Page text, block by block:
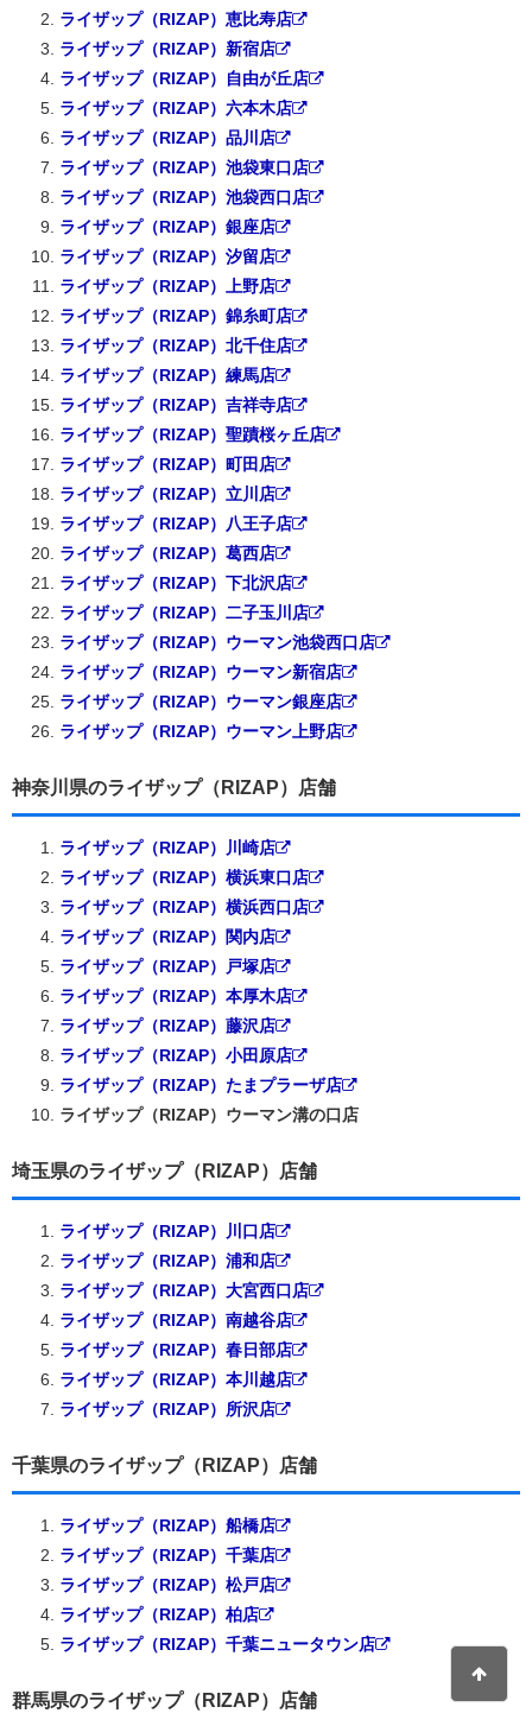
ライザップ（RIZAP）恵比寿店
ライザップ（RIZAP）新宿店
ライザップ（RIZAP）自由が丘店
ライザップ（RIZAP）六本木店
ライザップ（RIZAP）品川店
ライザップ（RIZAP）池袋東口店
ライザップ（RIZAP）池袋西口店
ライザップ（RIZAP）銀座店
ライザップ（RIZAP）汐留店
ライザップ（RIZAP）上野店
ライザップ（RIZAP）錦糸町店
ライザップ（RIZAP）北千住店
ライザップ（RIZAP）練馬店
ライザップ（RIZAP）吉祥寺店
ライザップ（RIZAP）聖蹟桜ヶ丘店
ライザップ（RIZAP）町田店
ライザップ（RIZAP）立川店
ライザップ（RIZAP）八王子店
ライザップ（RIZAP）葛西店
ライザップ（RIZAP）下北沢店
ライザップ（RIZAP）二子玉川店
ライザップ（RIZAP）ウーマン池袋西口店
ライザップ（RIZAP）ウーマン新宿店
ライザップ（RIZAP）ウーマン銀座店
ライザップ（RIZAP）ウーマン上野店
神奈川県のライザップ（RIZAP）店舗
ライザップ（RIZAP）川崎店
ライザップ（RIZAP）横浜東口店
ライザップ（RIZAP）横浜西口店
ライザップ（RIZAP）関内店
ライザップ（RIZAP）戸塚店
ライザップ（RIZAP）本厚木店
ライザップ（RIZAP）藤沢店
ライザップ（RIZAP）小田原店
ライザップ（RIZAP）たまプラーザ店
ライザップ（RIZAP）ウーマン溝の口店
埼玉県のライザップ（RIZAP）店舗
ライザップ（RIZAP）川口店
ライザップ（RIZAP）浦和店
ライザップ（RIZAP）大宮西口店
ライザップ（RIZAP）南越谷店
ライザップ（RIZAP）春日部店
ライザップ（RIZAP）本川越店
ライザップ（RIZAP）所沢店
千葉県のライザップ（RIZAP）店舗
ライザップ（RIZAP）船橋店
ライザップ（RIZAP）千葉店
ライザップ（RIZAP）松戸店
ライザップ（RIZAP）柏店
ライザップ（RIZAP）千葉ニュータウン店
群馬県のライザップ（RIZAP）店舗